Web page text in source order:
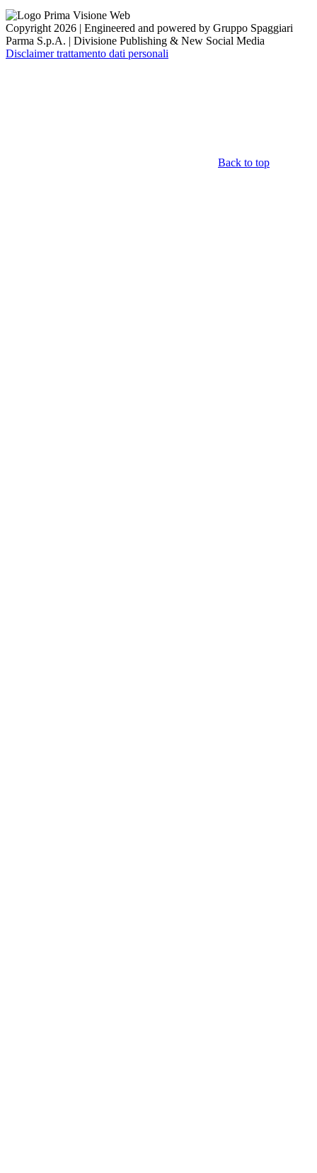
Copyright 2026 | Engineered and powered by Gruppo Spaggiari
Parma S.p.A. | Divisione Publishing & New Social Media
Disclaimer trattamento dati personali
Back to top